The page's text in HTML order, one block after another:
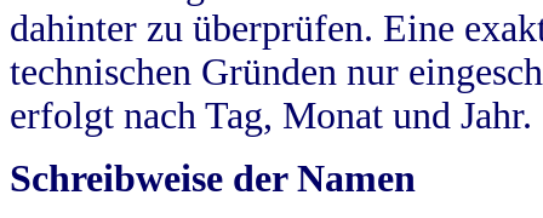
dahinter zu überprüfen. Eine
technischen Gründen nur
erfolgt nach Tag, Monat und Jahr.
Schreibweise der Namen